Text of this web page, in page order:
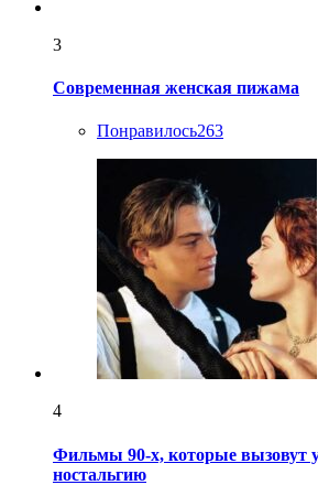
3
Современная женская пижама
Понравилось263
4
Фильмы 90-х, которые вызовут
ностальгию